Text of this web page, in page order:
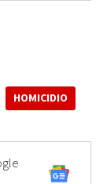
HOMICIDIO